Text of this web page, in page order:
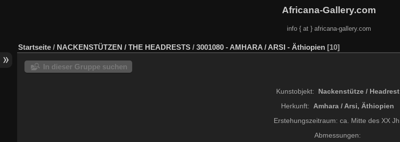
Africana-Gallery.com
info { at } africana-gallery.com
Startseite / NACKENSTÜTZEN / THE HEADRESTS / 3001080 - AMHARA / ARSI - Äthiopien 10
In dieser Gruppe suchen
Kunstobjekt: Nackenstütze / Headrest
Herkunft: Amhara / Arsi, Äthiopien
Erstehungszeitraum: ca. Mitte des XX Jh.
Abmessungen: